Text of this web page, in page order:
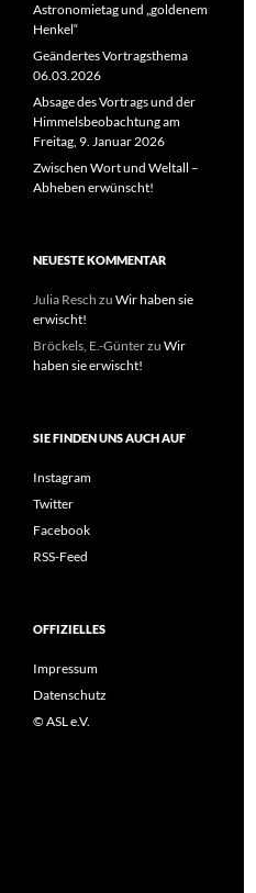
Astronomietag und „goldenem
Henkel“
Geändertes Vortragsthema
06.03.2026
Absage des Vortrags und der
Himmelsbeobachtung am
Freitag, 9. Januar 2026
Zwischen Wort und Weltall –
Abheben erwünscht!
NEUESTE KOMMENTAR
Julia Resch zu Wir haben sie
erwischt!
Bröckels, E.-Günterzu Wir
haben sie erwischt!
SIE FINDEN UNS AUCH AUF
Instagram
Twitter
Facebook
RSS-Feed
OFFIZIELLES
Impressum
Datenschutz
© ASL e.V.